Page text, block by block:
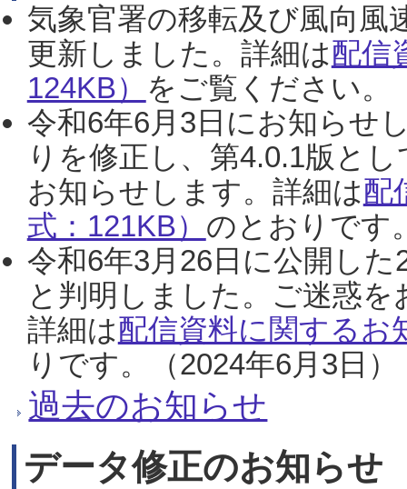
気象官署の移転及び風向風
更新しました。詳細は配信
124KB） をご覧ください。
令和6年6月3日にお知らせ
りを修正し、第4.0.1版と
お知らせします。詳細は配
式：121KB） のとおりです
令和6年3月26日に公開し
と判明しました。ご迷惑
詳細は配信資料に関するお
りです。（2024年6月3日）
過去のお知らせ
データ修正のお知らせ